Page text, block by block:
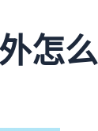
怎么